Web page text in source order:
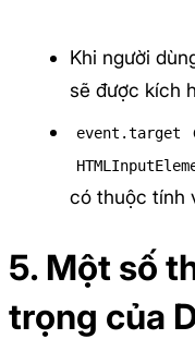
Khi người
sẽ được kích
event.target
có thuộc tính
5. Một số
trọng của